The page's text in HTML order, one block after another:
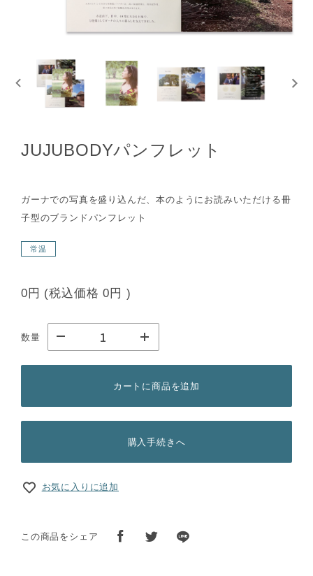
JUJUBODYパンフレット
ガーナでの写真を盛り込んだ、本のようにお読みいただける冊
子型のブランドパンフレット
常温
0円 (税込価格0円 )
数量
カートに商品を追加
購入手続きへ
お気に入りに追加
この商品をシェア